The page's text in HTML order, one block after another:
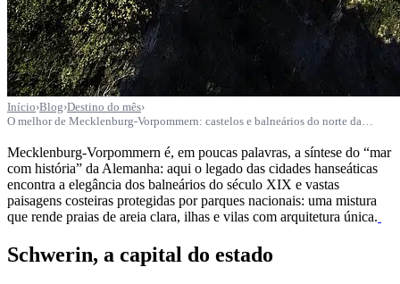
Início›Blog›Destino do mês›
O melhor de Mecklenburg-Vorpommern: castelos e balneários do norte da…
Mecklenburg-Vorpommern é, em poucas palavras, a síntese do “mar
com história” da Alemanha: aqui o legado das cidades hanseáticas
encontra a elegância dos balneários do século XIX e vastas
paisagens costeiras protegidas por parques nacionais: uma mistura
que rende praias de areia clara, ilhas e vilas com arquitetura única.
Schwerin, a capital do estado